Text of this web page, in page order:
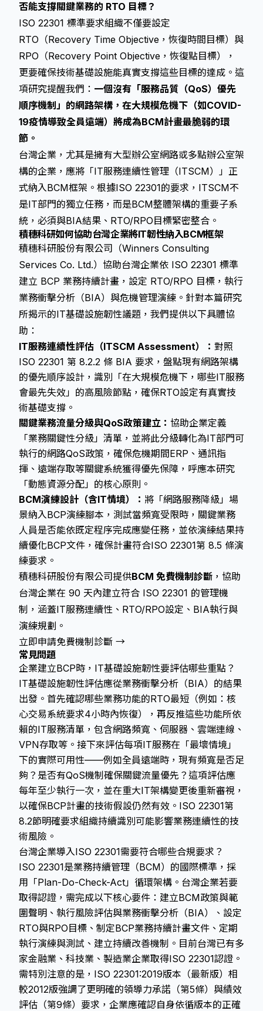
否能支撐關鍵業務的 RTO 目標？
ISO 22301 標準要求組織不僅要設定
RTO（Recovery Time Objective，恢復時間目標）與
RPO（Recovery Point Objective，恢復點目標），
更要確保技術基礎設施能真實支撐這些目標的達成。這
項研究提醒我們： 一個沒有「服務品質（QoS）優先
順序機制」的網路架構，在大規模危機下（如COVID-
19疫情導致全員遠端）將成為BCM計畫最脆弱的環
節。
台灣企業，尤其是擁有大型辦公室網路或多點辦公室架
構的企業，應將「IT服務連續性管理（ITSCM）」正
式納入BCM框架。根據ISO 22301的要求，ITSCM不
是IT部門的獨立任務，而是BCM整體架構的重要子系
統，必須與BIA結果、RTO/RPO目標緊密整合。
積穗科研如何協助台灣企業將IT韌性納入BCM框架
積穗科研股份有限公司（Winners Consulting
Services Co. Ltd.）協助台灣企業依 ISO 22301 標準
建立 BCP 業務持續計畫，設定 RTO/RPO 目標，執行
業務衝擊分析（BIA）與危機管理演練。針對本篇研究
所揭示的IT基礎設施韌性議題，我們提供以下具體協
助：
IT服務連續性評估（ITSCM Assessment）： 對照
ISO 22301 第 8.2.2 條 BIA 要求，盤點現有網路架構
的優先順序設計，識別「在大規模危機下，哪些IT服務
會最先失效」的高風險節點，確保RTO設定有真實技
術基礎支撐。
關鍵業務流量分級與QoS政策建立： 協助企業定義
「業務關鍵性分級」清單，並將此分級轉化為IT部門可
執行的網路QoS政策，確保危機期間ERP、通訊指
揮、遠端存取等關鍵系統獲得優先保障，呼應本研究
「動態資源分配」的核心原則。
BCM演練設計（含IT情境）： 將「網路服務降級」場
景納入BCP演練腳本，測試當頻寬受限時，關鍵業務
人員是否能依既定程序完成應變任務，並依演練結果持
續優化BCP文件，確保計畫符合ISO 22301第 8.5 條演
練要求。
積穗科研股份有限公司提供BCM 免費機制診斷 ，協助
台灣企業在 90 天內建立符合 ISO 22301 的管理機
制，涵蓋IT服務連續性、RTO/RPO設定、BIA執行與
演練規劃。
立即申請免費機制診斷 →
常見問題
企業建立BCP時，IT基礎設施韌性要評估哪些重點？
IT基礎設施韌性評估應從業務衝擊分析（BIA）的結果
出發。首先確認哪些業務功能的RTO最短（例如：核
心交易系統要求4小時內恢復），再反推這些功能所依
賴的IT服務清單，包含網路頻寬、伺服器、雲端連線、
VPN存取等。接下來評估每項IT服務在「最壞情境」
下的實際可用性——例如全員遠端時，現有頻寬是否足
夠？是否有QoS機制確保關鍵流量優先？這項評估應
每年至少執行一次，並在重大IT架構變更後重新審視，
以確保BCP計畫的技術假設仍然有效。ISO 22301第
8.2節明確要求組織持續識別可能影響業務連續性的技
術風險。
台灣企業導入ISO 22301需要符合哪些合規要求？
ISO 22301是業務持續管理（BCM）的國際標準，採
用「Plan-Do-Check-Act」循環架構。台灣企業若要
取得認證，需完成以下核心要件：建立BCM政策與範
圍聲明、執行風險評估與業務衝擊分析（BIA）、設定
RTO與RPO目標、制定BCP業務持續計畫文件、定期
執行演練與測試、建立持續改善機制。目前台灣已有多
家金融業、科技業、製造業企業取得ISO 22301認證。
需特別注意的是，ISO 22301:2019版本（最新版）相
較2012版強調了更明確的領導力承諾（第5條）與績效
評估（第9條）要求，企業應確認自身依循版本的正確